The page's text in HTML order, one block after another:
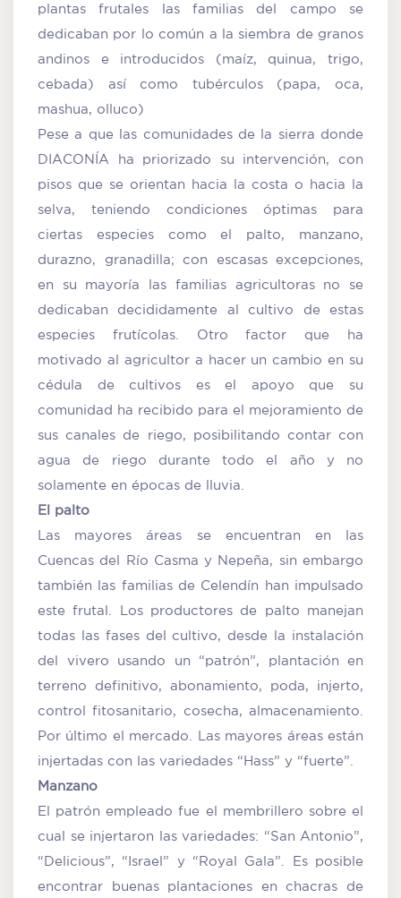
plantas frutales las familias del campo se
dedicaban por lo común a la siembra de granos
andinos e introducidos (maíz, quinua, trigo,
cebada) así como tubérculos (papa, oca,
mashua, olluco)
Pese a que las comunidades de la sierra donde
DIACONÍA ha priorizado su intervención, con
pisos que se orientan hacia la costa o hacia la
selva, teniendo condiciones óptimas para
ciertas especies como el palto, manzano,
durazno, granadilla; con escasas excepciones,
en su mayoría las familias agricultoras no se
dedicaban decididamente al cultivo de estas
especies frutícolas. Otro factor que ha
motivado al agricultor a hacer un cambio en su
cédula de cultivos es el apoyo que su
comunidad ha recibido para el mejoramiento de
sus canales de riego, posibilitando contar con
agua de riego durante todo el año y no
solamente en épocas de lluvia.
El palto
Las mayores áreas se encuentran en las
Cuencas del Río Casma y Nepeña, sin embargo
también las familias de Celendín han impulsado
este frutal. Los productores de palto manejan
todas las fases del cultivo, desde la instalación
del vivero usando un “patrón”, plantación en
terreno definitivo, abonamiento, poda, injerto,
control fitosanitario, cosecha, almacenamiento.
Por último el mercado. Las mayores áreas están
injertadas con las variedades “Hass” y “fuerte”.
Manzano
El patrón empleado fue el membrillero sobre el
cual se injertaron las variedades: “San Antonio”,
“Delicious”, “Israel” y “Royal Gala”. Es posible
encontrar buenas plantaciones en chacras de